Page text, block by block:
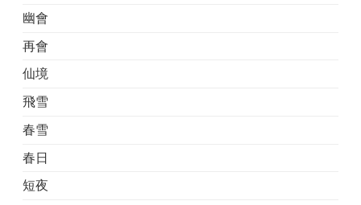
幽會
再會
仙境
飛雪
春雪
春日
短夜